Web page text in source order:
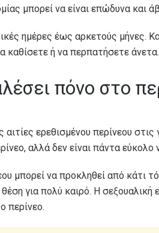
μπορεί να είναι επώδυνα και
ημέρες έως αρκετούς μήνες.
καθίσετε ή να περπατήσετε άνετα.
πόνο στο
ερεθισμένου περίνεου στις
αλλά δεν είναι πάντα εύκολο
μπορεί να προκληθεί από κάτι
για πολύ καιρό. Η
περίνεο.